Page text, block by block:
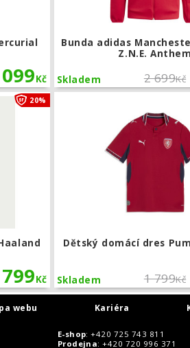
Kč
Bunda adidas
Z.N.E. Anthem
2 699Kč
Skladem
799Kč
20% Dětské kraťasy Nike Erling
Dětský domácí dres
1 799Kč
Skladem
webu Kariéra
E-shop: +420 725 743 811
Prodejna: +420 720 996 371